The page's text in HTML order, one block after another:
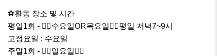
⚽️활동 장소 및 시간
평일1회 - ✌🏻수요일OR목요일✌🏻평일 저녁7~9시
고정요일 : 수요일
주말1회 - ✌🏻일요일✌🏻